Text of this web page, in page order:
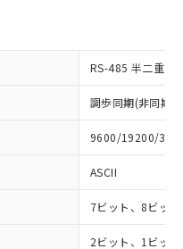
RS-485 半二重
調歩同期(非同期
9600/19200/
ASCII
7ビット、8ビット
2ビット、1ビット
有を証明する
酸エステル類４
までの期間は出
ることから備考
ました。
在庫切替を完了
ことがない限
愛しておりま